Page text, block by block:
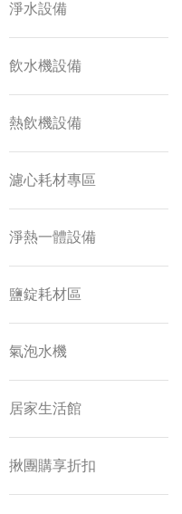
淨水設備
飲水機設備
熱飲機設備
濾心耗材專區
淨熱一體設備
鹽錠耗材區
氣泡水機
居家生活館
揪團購享折扣